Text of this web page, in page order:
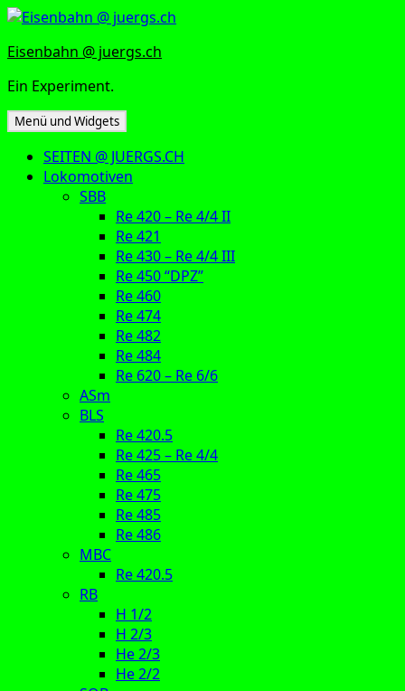
Zum
springen
Eisenbahn @ juergs.ch
Ein Experiment.
Menü und Widgets
SEITEN @ JUERGS.CH
Lokomotiven
SBB
Re 420 – Re 4/4 II
Re 421
Re 430 – Re 4/4 III
Re 450 “DPZ”
Re 460
Re 474
Re 482
Re 484
Re 620 – Re 6/6
ASm
BLS
Re 420.5
Re 425 – Re 4/4
Re 465
Re 475
Re 485
Re 486
MBC
Re 420.5
RB
H 1/2
H 2/3
He 2/3
He 2/2